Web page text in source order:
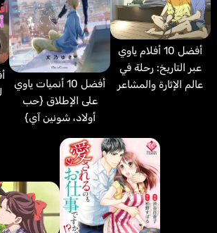
أفضل 10 أفلام ياوي
عبر التاريخ: رحلة في
عالم الإثارة والمشاعر
أفضل 10 أنميات ياوي
على الإطلاق {حب
أولاد، شونين آي}